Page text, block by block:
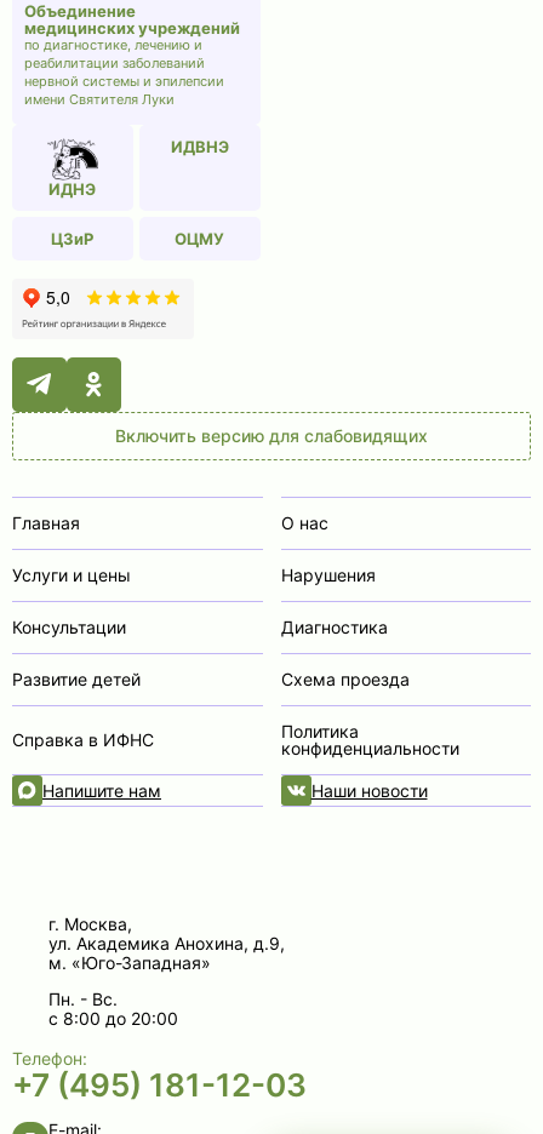
Объединение
медицинских учреждений
по диагностике, лечению и
реабилитации заболеваний
нервной системы и эпилепсии
имени Святителя Луки
ИДНЭ
ИДВНЭ
ЦЗиР ОЦМУ
Включить версию для слабовидящих
Главная О нас
Услуги и цены Нарушения
Консультации Диагностика
Развитие детей Схема проезда
Справка в ИФНС
Политика
конфиденциальности
Напишите нам Наши новости
г. Москва,
ул. Академика Анохина, д.9,
м. «Юго-Западная»
Пн. - Вс.
с 8:00 до 20:00
Телефон:
+7 (495) 181-12-03
E-mail: